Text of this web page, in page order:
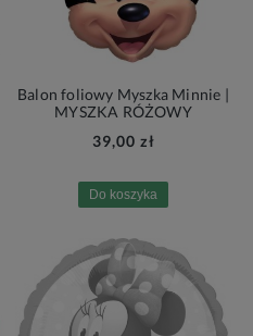
Balon foliowy Myszka Minnie |
MYSZKA RÓŻOWY
39,00 zł
Do koszyka